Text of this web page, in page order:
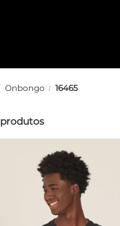
Onbongo 16465
produtos